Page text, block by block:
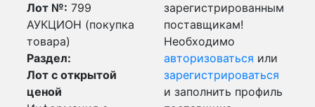
Лот №: 799
АУКЦИОН (покупка
товара)
Раздел:
Лот с открытой
ценой
зарегистрированным
поставщикам!
Необходимо
авторизоваться или
зарегистрироваться
и заполнить профиль